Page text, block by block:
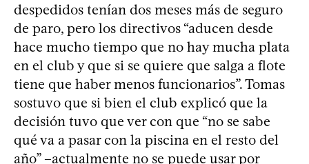
despedidos tenían dos meses más de seguro
de paro, pero los directivos “aducen desde
hace mucho tiempo que no hay mucha plata
en el club y que si se quiere que salga a flote
tiene que haber menos funcionarios”. Tomas
sostuvo que si bien el club explicó que la
decisión tuvo que ver con que “no se sabe
qué va a pasar con la piscina en el resto del
año” –actualmente no se puede usar por